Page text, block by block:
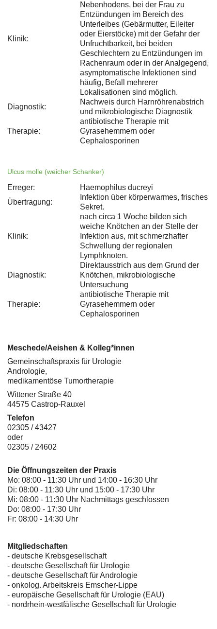
Klinik:
Nebenhodens, bei der Frau zu
Entzündungen im Bereich des
Unterleibes (Gebärmutter, Eileiter
oder Eierstöcke) mit der Gefahr der
Unfruchtbarkeit, bei beiden
Geschlechtern zu Entzündungen im
Rachenraum oder in der Analgegend,
asymptomatische Infektionen sind
häufig, Befall mehrerer
Lokalisationen sind möglich.
Diagnostik:
Nachweis durch Harnröhrenabstrich
und mikrobiologische Diagnostik
Therapie:
antibiotische Therapie mit
Gyrasehemmern oder
Cephalosporinen
Ulcus molle (weicher Schanker)
Erreger:
Haemophilus ducreyi
Übertragung:
Infektion über körperwarmes, frisches
Sekret.
Klinik:
nach circa 1 Woche bilden sich
weiche Knötchen an der Stelle der
Infektion aus, mit schmerzhafter
Schwellung der regionalen
Lymphknoten.
Diagnostik:
Direktausstrich aus dem Grund der
Knötchen, mikrobiologische
Untersuchung
Therapie:
antibiotische Therapie mit
Gyrasehemmern oder
Cephalosporinen
Meschede/Aeishen & Kolleg*innen
Gemeinschaftspraxis für Urologie
Andrologie,
medikamentöse Tumortherapie
Wittener Straße 40
44575 Castrop-Rauxel
Telefon
02305 / 43427
oder
02305 / 24602
Die Öffnungszeiten der Praxis
Mo: 08:00 - 11:30 Uhr und 14:00 - 16:30 Uhr
Di: 08:00 - 11:30 Uhr und 15:00 - 17:30 Uhr
Mi: 08:00 - 11:30 Uhr Nachmittags geschlossen
Do: 08:00 - 17:30 Uhr
Fr: 08:00 - 14:30 Uhr
Mitgliedschaften
- deutsche Krebsgesellschaft
- deutsche Gesellschaft für Urologie
- deutsche Gesellschaft für Andrologie
- onkolog. Arbeitskreis Emscher-Lippe
- europäische Gesellschaft für Urologie (EAU)
- nordrhein-westfälische Gesellschaft für Urologie